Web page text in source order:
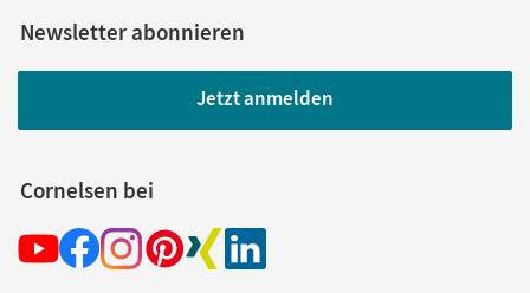
Newsletter abonnieren
Jetzt anmelden
Cornelsen bei